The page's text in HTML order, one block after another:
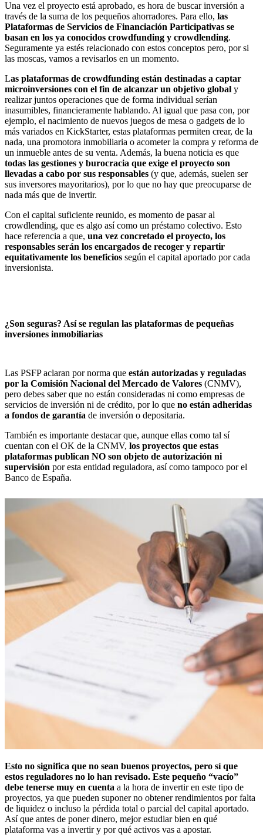
Una vez el proyecto está aprobado, es hora de buscar inversión a
través de la suma de los pequeños ahorradores. Para ello, las
Plataformas de Servicios de Financiación Participativas se
basan en los ya conocidos crowdfunding y crowdlending.
Seguramente ya estés relacionado con estos conceptos pero, por si
las moscas, vamos a revisarlos en un momento.
Las plataformas de crowdfunding están destinadas a captar
microinversiones con el fin de alcanzar un objetivo global y
realizar juntos operaciones que de forma individual serían
inasumibles, financieramente hablando. Al igual que pasa con, por
ejemplo, el nacimiento de nuevos juegos de mesa o gadgets de lo
más variados en KickStarter, estas plataformas permiten crear, de la
nada, una promotora inmobiliaria o acometer la compra y reforma de
un inmueble antes de su venta. Además, la buena noticia es que
todas las gestiones y burocracia que exige el proyecto son
llevadas a cabo por sus responsables (y que, además, suelen ser
sus inversores mayoritarios), por lo que no hay que preocuparse de
nada más que de invertir.
Con el capital suficiente reunido, es momento de pasar al
crowdlending, que es algo así como un préstamo colectivo. Esto
hace referencia a que, una vez concretado el proyecto, los
responsables serán los encargados de recoger y repartir
equitativamente los beneficios según el capital aportado por cada
inversionista.
¿Son seguras? Así se regulan las plataformas de pequeñas
inversiones inmobiliarias
Las PSFP aclaran por norma que están autorizadas y reguladas
por la Comisión Nacional del Mercado de Valores (CNMV),
pero debes saber que no están consideradas ni como empresas de
servicios de inversión ni de crédito, por lo que no están adheridas
a fondos de garantía de inversión o depositaria.
También es importante destacar que, aunque ellas como tal sí
cuentan con el OK de la CNMV, los proyectos que estas
plataformas publican NO son objeto de autorización ni
supervisión por esta entidad reguladora, así como tampoco por el
Banco de España.
Esto no significa que no sean buenos proyectos, pero sí que
estos reguladores no lo han revisado. Este pequeño “vacío”
debe tenerse muy en cuenta a la hora de invertir en este tipo de
proyectos, ya que pueden suponer no obtener rendimientos por falta
de liquidez o incluso la pérdida total o parcial del capital aportado.
Así que antes de poner dinero, mejor estudiar bien en qué
plataforma vas a invertir y por qué activos vas a apostar.